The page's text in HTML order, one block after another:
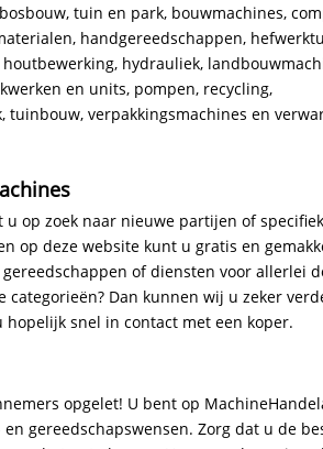
tuin en park, bouwmachines,
handgereedschappen,
hydrauliek,
en units, pompen, recycling,
tuinbouw, verpakkingsmachines en
op zoek naar nieuwe partijen of
op deze website kunt u gratis en
of diensten voor allerlei
Dan kunnen wij u zeker
snel in contact met een koper.
opgelet! U bent op
gereedschapswensen. Zorg dat u de